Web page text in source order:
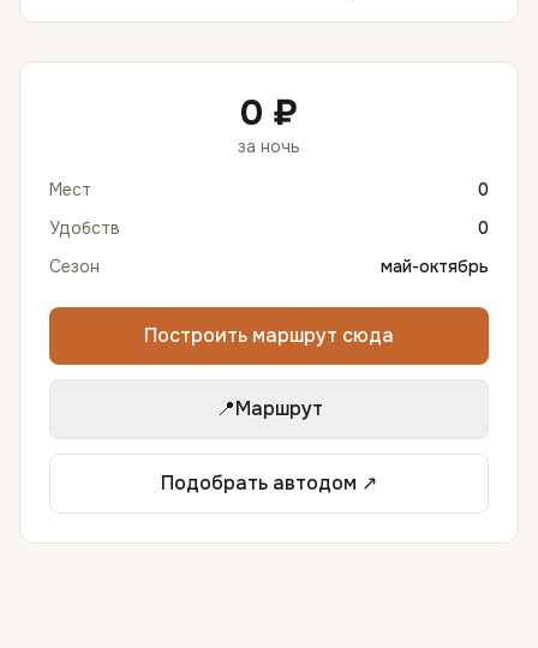
0 ₽
за ночь
Мест
0
Удобств
0
Сезон
май-октябрь
Построить маршрут сюда
📍Маршрут
Подобрать автодом ↗